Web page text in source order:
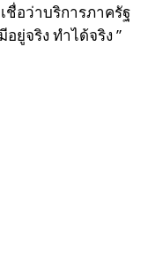
ชื่อว่าบริการภาครัฐ
อยู่จริง ทำได้จริง ”